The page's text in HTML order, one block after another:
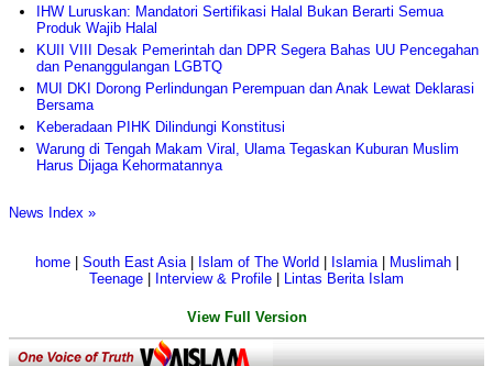
IHW Luruskan: Mandatori Sertifikasi Halal Bukan Berarti Semua
Produk Wajib Halal
KUII VIII Desak Pemerintah dan DPR Segera Bahas UU Pencegahan
dan Penanggulangan LGBTQ
MUI DKI Dorong Perlindungan Perempuan dan Anak Lewat Deklarasi
Bersama
Keberadaan PIHK Dilindungi Konstitusi
Warung di Tengah Makam Viral, Ulama Tegaskan Kuburan Muslim
Harus Dijaga Kehormatannya
News Index »
home| South East Asia| Islam of The World Islamia| Muslimah|
Teenage
Interview & Profile Lintas Berita Islam
View Full Version